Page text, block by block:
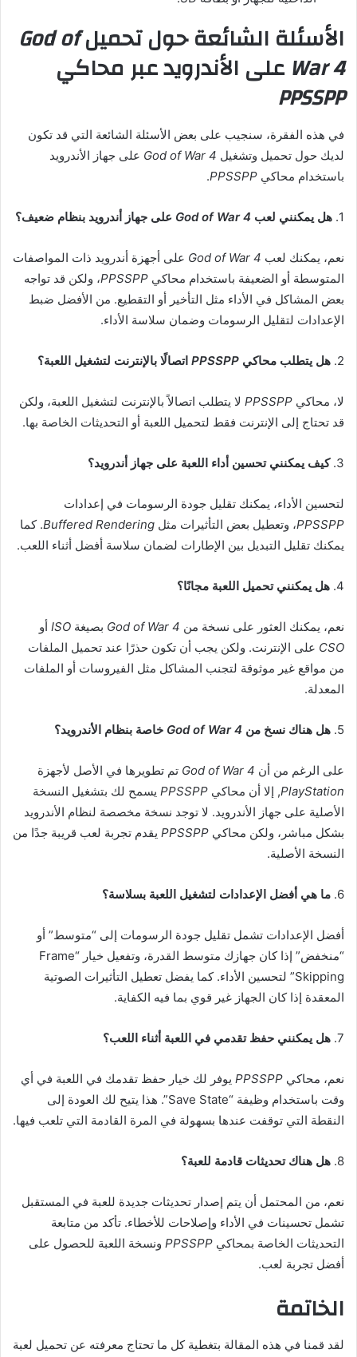
الأسئلة الشائعة حول تحميلGod of
War 4على الأندرويد عبر محاكي
PPSSPP
في هذه الفقرة، سنجيب على بعض الأسئلة الشائعة التي قد تكون
لديك حول تحميل وتشغيل God of War 4 على جهاز الأندرويد
باستخدام محاكي PPSSPP
.
1. هل يمكنني لعب God of War 4 على جهاز أندرويد بنظام ضعيف؟
نعم، يمكنك لعب God of War 4 على أجهزة أندرويد ذات المواصفات
المتوسطة أو الضعيفة باستخدام محاكي PPSSPP، ولكن قد تواجه
بعض المشاكل في الأداء مثل التأخير أو التقطيع. من الأفضل ضبط
الإعدادات لتقليل الرسومات وضمان سلاسة الأداء.
2. هل يتطلب محاكي PPSSPP اتصالًا بالإنترنت لتشغيل اللعبة؟
لا، محاكي PPSSPP لا يتطلب اتصالاً بالإنترنت لتشغيل اللعبة، ولكن
قد تحتاج إلى الإنترنت فقط لتحميل اللعبة أو التحديثات الخاصة بها.
3. كيف يمكنني تحسين أداء اللعبة على جهاز أندرويد؟
لتحسين الأداء، يمكنك تقليل جودة الرسومات في إعدادات
PPSSPP، وتعطيل بعض التأثيرات مثل Buffered Rendering. كما
يمكنك تقليل التبديل بين الإطارات لضمان سلاسة أفضل أثناء اللعب.
4. هل يمكنني تحميل اللعبة مجانًا؟
نعم، يمكنك العثور على نسخة من God of War 4 بصيغة ISO أو
CSO على الإنترنت. ولكن يجب أن تكون حذرًا عند تحميل الملفات
من مواقع غير موثوقة لتجنب المشاكل مثل الفيروسات أو الملفات
المعدلة.
5. هل هناك نسخ من God of War 4 خاصة بنظام الأندرويد؟
على الرغم من أن God of War 4 تم تطويرها في الأصل لأجهزة
PlayStation, إلا أن محاكي PPSSPP يسمح لك بتشغيل النسخة
الأصلية على جهاز الأندرويد. لا توجد نسخة مخصصة لنظام الأندرويد
بشكل مباشر، ولكن محاكي PPSSPP يقدم تجربة لعب قريبة جدًا من
النسخة الأصلية.
6. ما هي أفضل الإعدادات لتشغيل اللعبة بسلاسة؟
أفضل الإعدادات تشمل تقليل جودة الرسومات إلى “متوسط” أو
“منخفض” إذا كان جهازك متوسط القدرة، وتفعيل خيار “Frame
Skipping” لتحسين الأداء. كما يفضل تعطيل التأثيرات الصوتية
المعقدة إذا كان الجهاز غير قوي بما فيه الكفاية.
7. هل يمكنني حفظ تقدمي في اللعبة أثناء اللعب؟
نعم، محاكي PPSSPP يوفر لك خيار حفظ تقدمك في اللعبة في أي
وقت باستخدام وظيفة “Save State”. هذا يتيح لك العودة إلى
النقطة التي توقفت عندها بسهولة في المرة القادمة التي تلعب فيها.
8. هل هناك تحديثات قادمة للعبة؟
نعم، من المحتمل أن يتم إصدار تحديثات جديدة للعبة في المستقبل
تشمل تحسينات في الأداء وإصلاحات للأخطاء. تأكد من متابعة
التحديثات الخاصة بمحاكي PPSSPP ونسخة اللعبة للحصول على
أفضل تجربة لعب.
الخاتمة
لقد قمنا في هذه المقالة بتغطية كل ما تحتاج معرفته عن تحميل لعبة